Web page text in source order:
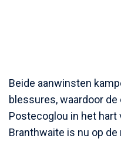
Beide aanwinsten
blessures, waardoor
Postecoglou in het
Branthwaite is nu op